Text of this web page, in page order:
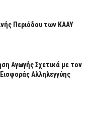
Περιόδου των ΚΑΑΥ
Αγωγής Σχετικά με τον
Αλληλεγγύης